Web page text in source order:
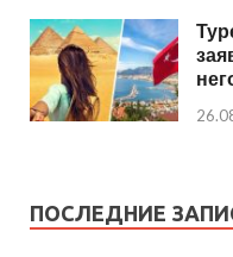
ПОСЛЕДНИЕ